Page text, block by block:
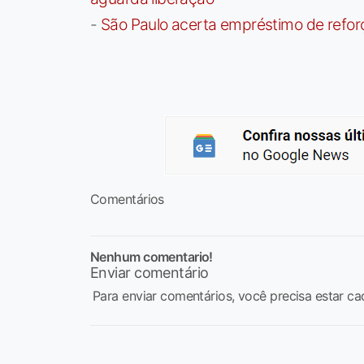
- São Paulo acerta empréstimo de
Comentários
Nenhum comentario!
Enviar comentário
Para enviar comentários, você precisa estar